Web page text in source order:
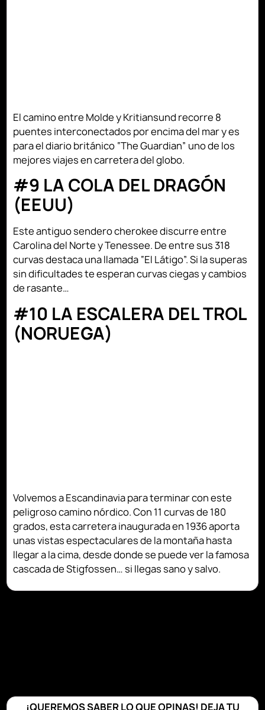
El camino entre Molde y Kritiansund recorre 8
puentes interconectados por encima del mar y es
para el diario británico “The Guardian” uno de los
mejores viajes en carretera del globo.
#9 LA COLA DEL DRAGÓN
(EEUU)
Este antiguo sendero cherokee discurre entre
Carolina del Norte y Tenessee. De entre sus 318
curvas destaca una llamada “El Látigo”. Si la superas
sin dificultades te esperan curvas ciegas y cambios
de rasante…
#10 LA ESCALERA DEL TROL
(NORUEGA)
Volvemos a Escandinavia para terminar con este
peligroso camino nórdico. Con 11 curvas de 180
grados, esta carretera inaugurada en 1936 aporta
unas vistas espectaculares de la montaña hasta
llegar a la cima, desde donde se puede ver la famosa
cascada de Stigfossen… si llegas sano y salvo.
¡QUEREMOS SABER LO QUE OPINAS! DEJA TU